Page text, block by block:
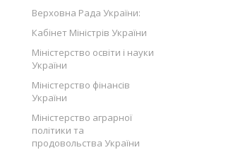
Верховна Рада України:
Кабінет Міністрів України
Міністерство освіти і науки
України
Міністерство фінансів
України
Міністерство аграрної
політики та
продовольства України